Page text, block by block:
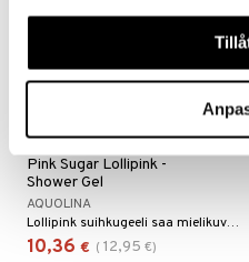
våra cookies vid fortsatt
Pink Sugar Lollipink -
Shower Gel
AQUOLINA
Lollipink suihkugeeli saa mielikuvituksesi puhkeamaan kukkaan.
10,36 € ( 12,95 €)